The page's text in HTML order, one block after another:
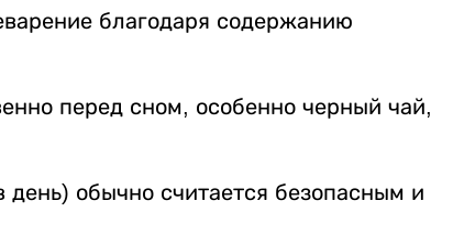
благодаря содержанию
перед сном, особенно черный чай,
обычно считается безопасным и